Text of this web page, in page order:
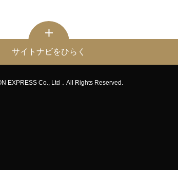
サイトナビをひらく
EXPRESS Co., Ltd．All Rights Reserved.